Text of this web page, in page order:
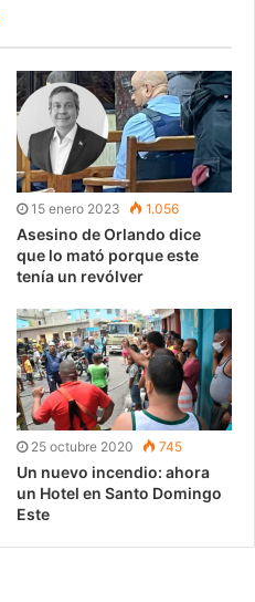
15 enero 2023 1.056
Asesino de Orlando dice
que lo mató porque este
tenía un revólver
25 octubre 2020 745
Un nuevo incendio: ahora
un Hotel en Santo Domingo
Este